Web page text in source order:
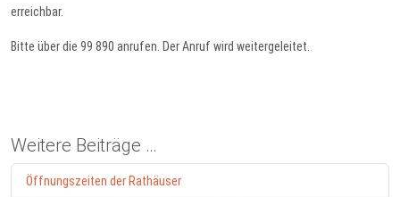
erreichbar.
Bitte über die 99 890 anrufen. Der Anruf wird weitergeleitet.
Weitere Beiträge …
Öffnungszeiten der Rathäuser